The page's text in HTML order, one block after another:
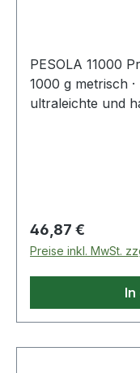
PESOLA 11000
1000 g metrisch · mit Klammer · präzise,
ultraleichte und
Raster-
Verstellung ·
wiegebereit
Regulärer Preis:
46,87 €
Preise inkl. MwSt.
In